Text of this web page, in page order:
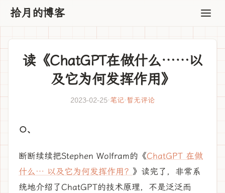
拾月的博客
读《ChatGPT在做什么……以
及它为何发挥作用》
2023-02-25·笔记·暂无评论
〇、
断断续续把Stephen Wolfram的《ChatGPT 在做
什么… 以及它为何发挥作用？ 》读完了，非常系
统地介绍了ChatGPT的技术原理，不是泛泛而